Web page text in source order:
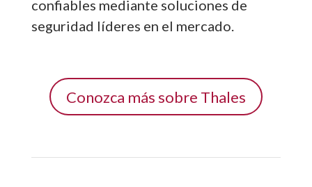
confiables mediante soluciones de
seguridad líderes en el mercado.
Conozca más sobre Thales